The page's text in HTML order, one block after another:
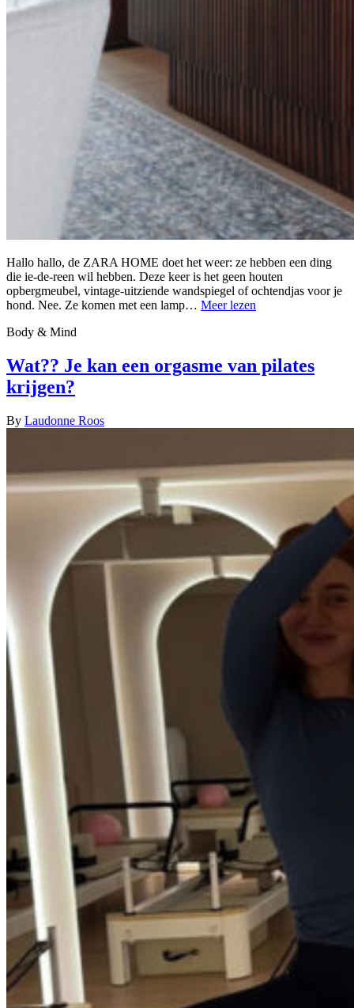
Hallo hallo, de ZARA HOME doet het weer: ze hebben een ding
die ie-de-reen wil hebben. Deze keer is het geen houten
opbergmeubel, vintage-uitziende wandspiegel of ochtendjas voor je
hond. Nee. Ze komen met een lamp… Meer lezen
Body & Mind
Wat?? Je kan een orgasme van pilates
krijgen?
By Laudonne Roos